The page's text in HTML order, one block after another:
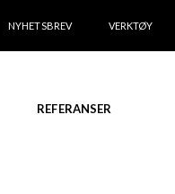
NYHETSBREV VERKTØY
REFERANSER